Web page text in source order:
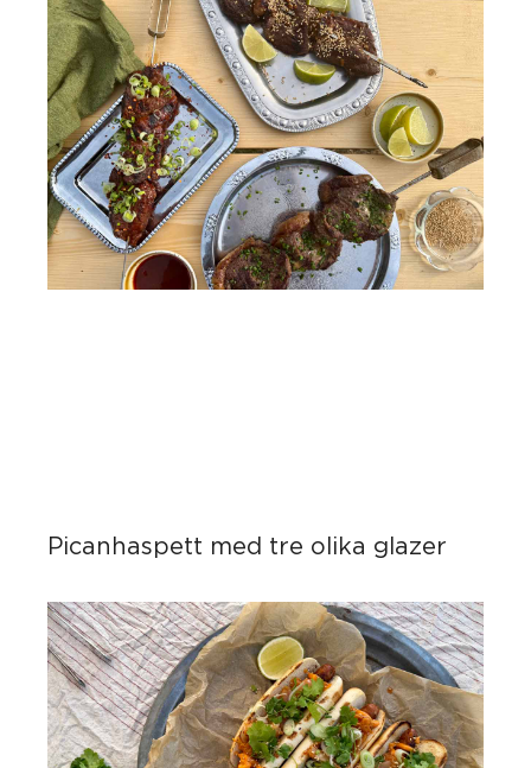
Picanhaspett med tre olika glazer